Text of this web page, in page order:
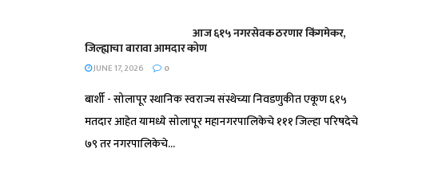
आज ६१५ नगरसेवक ठरणार किंगमेकर,
जिल्ह्याचा बारावा आमदार कोण
JUNE 17, 2026 0
बार्शी - सोलापूर स्थानिक स्वराज्य संस्थेच्या निवडणुकीत एकूण ६१५
मतदार आहेत यामध्ये सोलापूर महानगरपालिकेचे १११ जिल्हा परिषदेचे
७९ तर नगरपालिकेचे...